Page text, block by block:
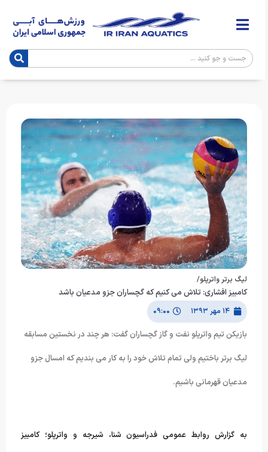
لیگ برتر واترپلو/
کامبیز افشاری: تلاش می کنیم که گچساران جزو مدعیان باشد
۱۴ مهر ۱۳۹۳ ۰۹:۰۰
بازیکن تیم واترپلو نفت و گاز گچساران گفت: هر چند در نخستین مسابقه
لیگ برتر باختیم ولی تمام تلاش خود را به کار می بندیم که امسال جزو
مدعیان قهرمانی باشیم.
به گزارش روابط عمومی فدراسیون شنا، شیرجه و واترپلو؛ کامبیز